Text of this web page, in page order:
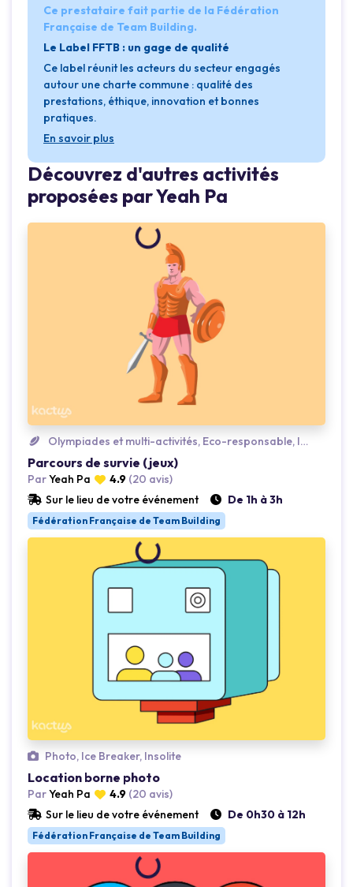
Ce prestataire fait partie de la Fédération
Française de Team Building.
Le Label FFTB : un gage de qualité
Ce label réunit les acteurs du secteur engagés
autour une charte commune : qualité des
prestations, éthique, innovation et bonnes
pratiques.
En savoir plus
Découvrez d'autres activités
proposées par Yeah Pa
Olympiades et multi-activités, Eco-responsable, Insolite
Parcours de survie (jeux)
ParYeah Pa 4.9 (20 avis)
Sur le lieu de votre événement
De 1h à 3h
Fédération Française de Team Building
Loading...
Photo, Ice Breaker, Insolite
Location borne photo
ParYeah Pa 4.9 (20 avis)
Sur le lieu de votre événement
De 0h30 à 12h
Fédération Française de Team Building